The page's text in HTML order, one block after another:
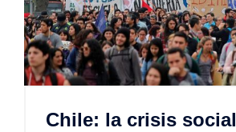
Chile: la crisis social